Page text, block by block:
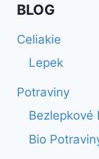
BLOG
Celiakie
Lepek
Potraviny
Bezlepkové
Bio